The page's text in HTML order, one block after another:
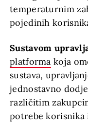
temperaturnim
pojedinih
Sustavom
platforma koja
sustava,
jednostavno
različitim
potrebe